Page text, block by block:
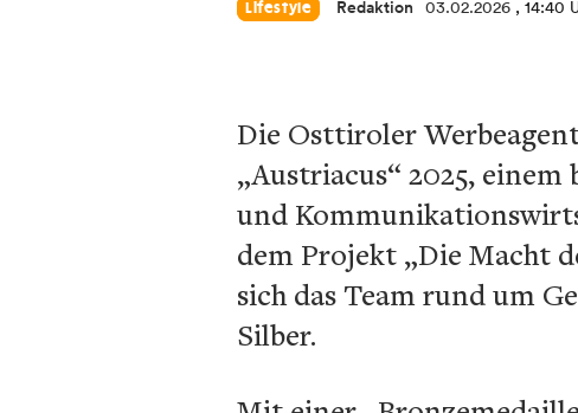
Lifestyle Redaktion 03.02.2026 , 14:40
Die Osttiroler
„Austriacus“ 2025,
und
dem Projekt „Die Macht
sich das Team rund um
Silber.